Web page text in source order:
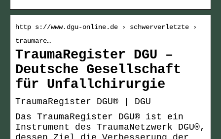
http s://www.dgu-online.de › schwerverletzte ›
traumare…
TraumaRegister DGU –
Deutsche Gesellschaft
für Unfallchirurgie
TraumaRegister DGU® | DGU
Das TraumaRegister DGU® ist ein
Instrument des TraumaNetzwerk DGU®,